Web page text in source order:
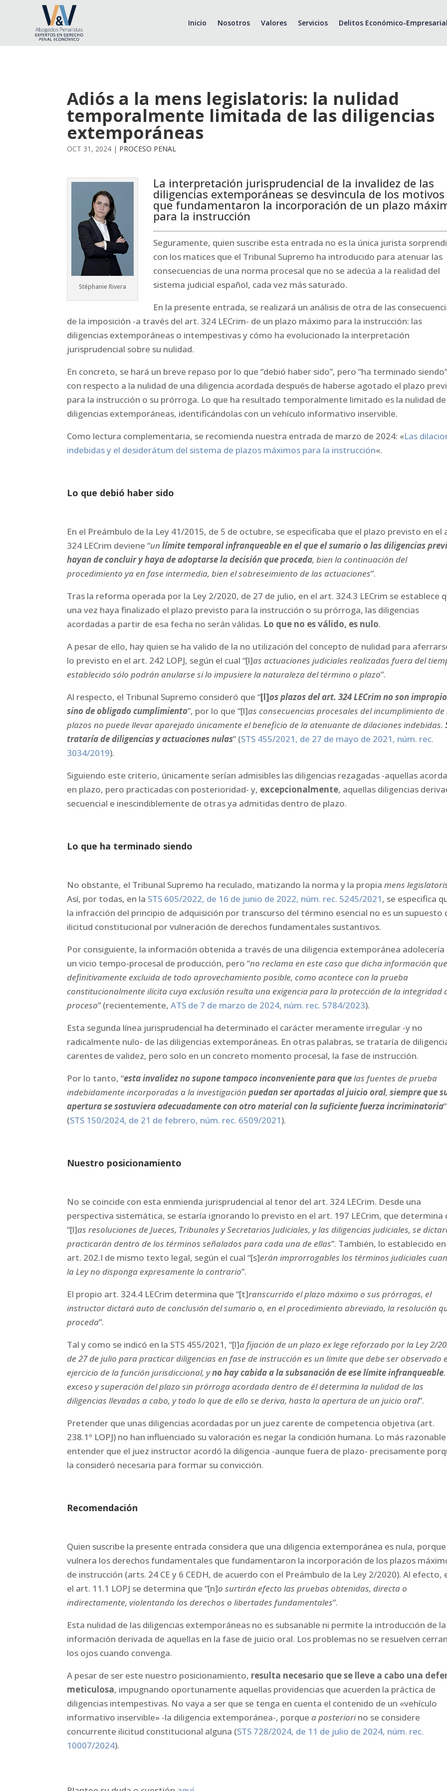
Inicio Nosotros Valores Servicios Delitos Económico-
Adiós a la mens legislatoris: la nulidad
temporalmente limitada de las diligencias
extemporáneas
OCT 31, 2024 | PROCESO PENAL
Stéphanie Rivera
La interpretación jurisprudencial de la invalidez de las
diligencias extemporáneas se desvincula de los motivos
que fundamentaron la incorporación de un plazo
para la instrucción
Seguramente, quien suscribe esta entrada no es la única jurista
con los matices que el Tribunal Supremo ha introducido para atenuar las
consecuencias de una norma procesal que no se adecúa a la realidad del
sistema judicial español, cada vez más saturado.
En la presente entrada, se realizará un análisis de otra de las
de la imposición -a través del art. 324 LECrim- de un plazo máximo para la instrucción: las
diligencias extemporáneas o intempestivas y cómo ha evolucionado la interpretación
jurisprudencial sobre su nulidad.
En concreto, se hará un breve repaso por lo que “debió haber sido”, pero “ha terminado
con respecto a la nulidad de una diligencia acordada después de haberse agotado el plazo
para la instrucción o su prórroga. Lo que ha resultado temporalmente limitado es la nulidad
diligencias extemporáneas, identificándolas con un vehículo informativo inservible.
Como lectura complementaria, se recomienda nuestra entrada de marzo de 2024: «Las
indebidas y el desiderátum del sistema de plazos máximos para la instrucción«.
Lo que debió haber sido
En el Preámbulo de la Ley 41/2015, de 5 de octubre, se especificaba que el plazo previsto en el
324 LECrim deviene “unlímite temporal infranqueableen el que el sumario o las diligencias
hayan de concluir y haya de adoptarse la decisión que proceda, bien la continuación del
procedimiento ya en fase intermedia, bien el sobreseimiento de las actuaciones”.
Tras la reforma operada por la Ley 2/2020, de 27 de julio, en el art. 324.3 LECrim se establece
una vez haya finalizado el plazo previsto para la instrucción o su prórroga, las diligencias
acordadas a partir de esa fecha no serán válidas. Lo que no es válido, es nulo.
A pesar de ello, hay quien se ha valido de la no utilización del concepto de nulidad para
lo previsto en el art. 242 LOPJ, según el cual “[l]as actuaciones judiciales realizadas fuera del
establecido sólo podrán anularse si lo impusiere la naturaleza del término o plazo”.
Al respecto, el Tribunal Supremo consideró que “[l]os plazos del art. 324 LECrim no son
sino de obligado cumplimiento”, por lo que “[l]as consecuencias procesales del incumplimiento de
plazos no puede llevar aparejado únicamente el beneficio de la atenuante de dilaciones indebidas.
trataría de diligencias y actuaciones nulas” (STS 455/2021, de 27 de mayo de 2021, núm. rec.
3034/2019).
Siguiendo este criterio, únicamente serían admisibles las diligencias rezagadas -aquellas
en plazo, pero practicadas con posterioridad- y, excepcionalmente, aquellas diligencias
secuencial e inescindiblemente de otras ya admitidas dentro de plazo.
Lo que ha terminado siendo
No obstante, el Tribunal Supremo ha reculado, matizando la norma y la propiamens
Así, por todas, en la STS 605/2022, de 16 de junio de 2022, núm. rec. 5245/2021, se especifica
la infracción del principio de adquisición por transcurso del término esencial no es un supuesto
ilicitud constitucional por vulneración de derechos fundamentales sustantivos.
Por consiguiente, la información obtenida a través de una diligencia extemporánea adolecería
un vicio tempo-procesal de producción, pero “no reclama en este caso que dicha información
definitivamente excluida de todo aprovechamiento posible, como acontece con la prueba
constitucionalmente ilícita cuya exclusión resulta una exigencia para la protección de la integridad
proceso” (recientemente,ATS de 7 de marzo de 2024, núm. rec. 5784/2023).
Esta segunda línea jurisprudencial ha determinado el carácter meramente irregular -y no
radicalmente nulo- de las diligencias extemporáneas. En otras palabras, se trataría de
carentes de validez, pero solo en un concreto momento procesal, la fase de instrucción.
Por lo tanto, “esta invalidez no supone tampoco inconveniente para quelas fuentes de prueba
indebidamente incorporadas a la investigaciónpuedan ser aportadas al juicio oral,siempre que
apertura se sostuviera adecuadamente con otro material con la suficiente fuerza incriminatoria”
(STS 150/2024, de 21 de febrero, núm. rec. 6509/2021).
Nuestro posicionamiento
No se coincide con esta enmienda jurisprudencial al tenor del art. 324 LECrim. Desde una
perspectiva sistemática, se estaría ignorando lo previsto en el art. 197 LECrim, que determina
“[l]as resoluciones de Jueces, Tribunales y Secretarios Judiciales, y las diligencias judiciales, se
practicarán dentro de los términos señalados para cada una de ellas”. También, lo establecido
art. 202.I de mismo texto legal, según el cual “[s]erán improrrogables los términos judiciales
la Ley no disponga expresamente lo contrario”.
El propio art. 324.4 LECrim determina que “[t]ranscurrido el plazo máximo o sus prórrogas, el
instructor dictará auto de conclusión del sumario o, en el procedimiento abreviado, la resolución
proceda”.
Tal y como se indicó en la STS 455/2021, “[l]a fijación de un plazo ex lege reforzado por la Ley 2/
de 27 de julio para practicar diligencias en fase de instrucción es un límite que debe ser observado
ejercicio de la función jurisdiccional, yno hay cabida a la subsanación de ese límite infranqueable
exceso y superación del plazo sin prórroga acordada dentro de él determina la nulidad de las
diligencias llevadas a cabo, y todo lo que de ello se deriva, hasta la apertura de un juicio oral”.
Pretender que unas diligencias acordadas por un juez carente de competencia objetiva (art.
238.1º LOPJ) no han influenciado su valoración es negar la condición humana. Lo más
entender que el juez instructor acordó la diligencia -aunque fuera de plazo- precisamente
la consideró necesaria para formar su convicción.
Recomendación
Quien suscribe la presente entrada considera que una diligencia extemporánea es nula, porque
vulnera los derechos fundamentales que fundamentaron la incorporación de los plazos
de instrucción (arts. 24 CE y 6 CEDH, de acuerdo con el Preámbulo de la Ley 2/2020). Al efecto,
el art. 11.1 LOPJ se determina que “[n]o surtirán efecto las pruebas obtenidas, directa o
indirectamente, violentando los derechos o libertades fundamentales”.
Esta nulidad de las diligencias extemporáneas no es subsanable ni permite la introducción de la
información derivada de aquellas en la fase de juicio oral. Los problemas no se resuelven
los ojos cuando convenga.
A pesar de ser este nuestro posicionamiento, resulta necesario que se lleve a cabo una
meticulosa, impugnando oportunamente aquellas providencias que acuerden la práctica de
diligencias intempestivas. No vaya a ser que se tenga en cuenta el contenido de un «vehículo
informativo inservible» -la diligencia extemporánea-, porque a posteriorino se considere
concurrente ilicitud constitucional alguna (STS 728/2024, de 11 de julio de 2024, núm. rec.
10007/2024).